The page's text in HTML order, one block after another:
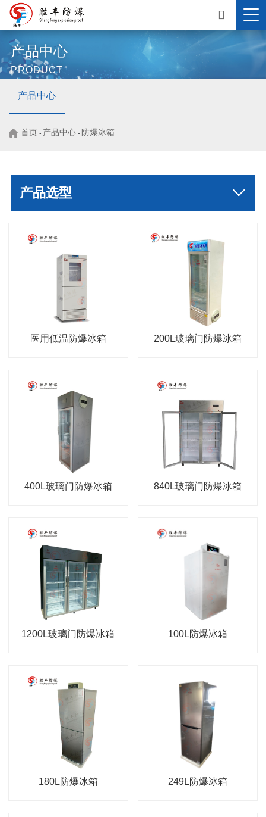
产品中心
PRODUCT
产品中心
首页 - 产品中心 - 防爆冰箱
产品选型
医用低温防爆冰箱 200L玻璃门防爆冰箱
400L玻璃门防爆冰箱 840L玻璃门防爆冰箱
1200L玻璃门防爆冰箱 100L防爆冰箱
180L防爆冰箱 249L防爆冰箱